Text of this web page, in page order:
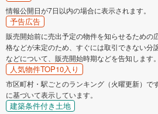
情報公開日が7日以内の場合に表示されます。
予告広告
販売開始前に売出予定の物件を知らせるための
格などが未定のため、すぐには取引できない分
などについて、販売開始時期などを告知します。
人気物件TOP10入り
市区町村・駅ごとのランキング（火曜更新）で
に基づいて表示しています。
建築条件付き土地